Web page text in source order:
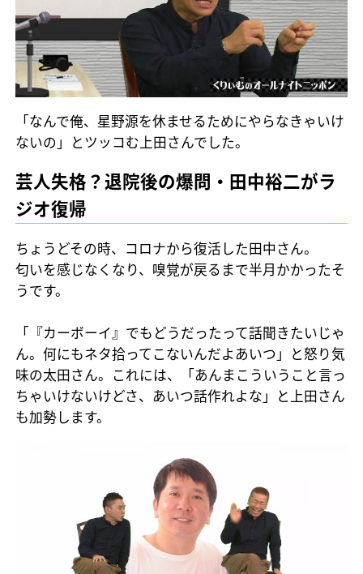
「なんで俺、星野源を休ませるためにやらなきゃいけ
ないの」とツッコむ上田さんでした。
芸人失格？退院後の爆問・田中裕二がラ
ジオ復帰
ちょうどその時、コロナから復活した田中さん。
匂いを感じなくなり、嗅覚が戻るまで半月かかったそ
うです。
「『カーボーイ』でもどうだったって話聞きたいじゃ
ん。何にもネタ拾ってこないんだよあいつ」と怒り気
味の太田さん。これには、「あんまこういうこと言っ
ちゃいけないけどさ、あいつ話作れよな」と上田さん
も加勢します。